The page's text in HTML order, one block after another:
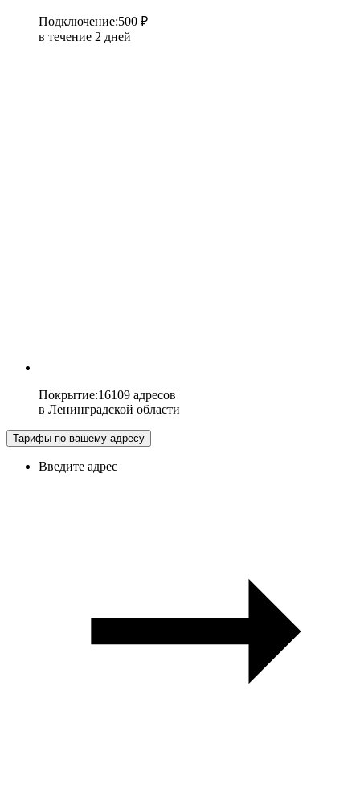
Подключение:500 ₽
в течение 2 дней
Покрытие:16109 адресов
в Ленинградской области
Тарифы по вашему адресу
Введите адрес